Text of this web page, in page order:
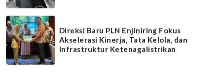
Direksi Baru PLN Enjiniring Fokus
Akselerasi Kinerja, Tata Kelola, dan
Infrastruktur Ketenagalistrikan